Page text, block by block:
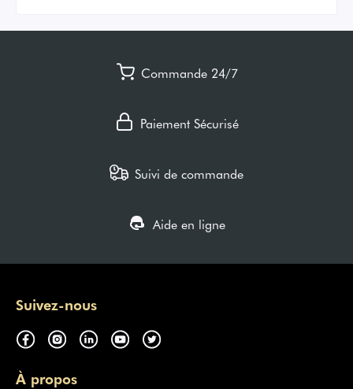
Commande 24/7
Paiement Sécurisé
Suivi de commande
Aide en ligne
Suivez-nous
À propos